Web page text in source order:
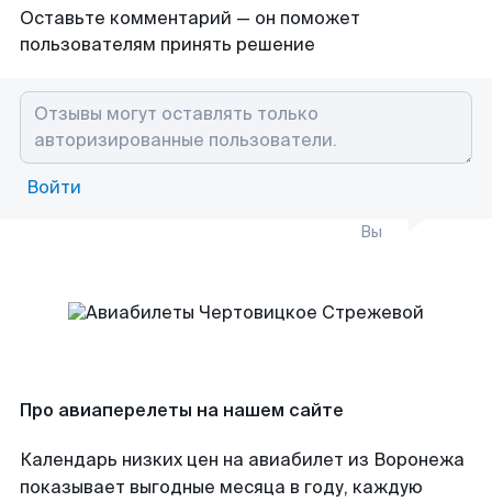
Оставьте комментарий — он поможет
пользователям принять решение
Войти
Вы
Про авиаперелеты на нашем сайте
Календарь низких цен на авиабилет из Воронежа
показывает выгодные месяца в году, каждую